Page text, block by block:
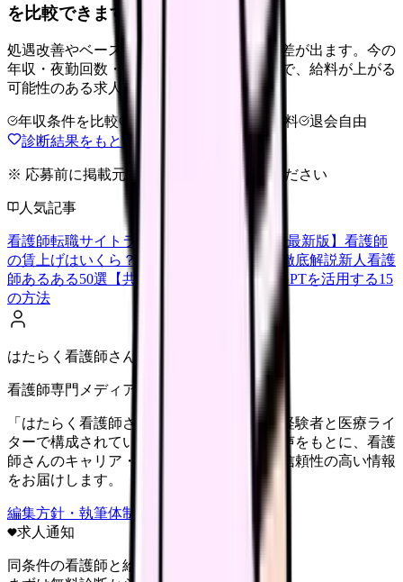
を比較できます。
処遇改善やベースアップは職場ごとに反映差が出ます。今の
年収・夜勤回数・希望条件を整理したうえで、給料が上がる
可能性のある求人を相談できます。
年収条件を比較 夜勤なしも相談 完全無料
退会自由
診断結果をもとに職場を相談する
※ 応募前に掲載元の最新情報を確認してください
人気記事
看護師転職サイトランキングTOP5【2026年最新版】 看護師
の賃上げはいくら？2026年度の最新情報を徹底解説新人看護
師あるある50選【共感必至】
看護師がChatGPTを活用する15
の方法
はたらく看護師さん編集部
看護師専門メディア
「はたらく看護師さん」編集部は、看護師経験者と医療ライ
ターで構成されています。現場のリアルな声をもとに、看護
師さんのキャリア・転職・働き方に関する信頼性の高い情報
をお届けします。
編集方針・執筆体制・監修体制を見る
求人通知
同条件の看護師と給料を比較